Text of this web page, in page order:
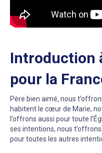
Introduction
pour la
Père bien aimé, nous
habitent le cœur de Marie,
l’offrons aussi pour toute
ses intentions, nous
pour toutes les autres